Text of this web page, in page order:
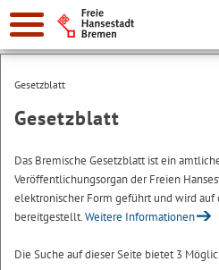
Suche:
Gesetzblatt
Gesetzblatt
Das Bremische Gesetzblatt ist ein
Veröffentlichungsorgan der Freien
elektronischer Form geführt und wird auf
bereitgestellt.Weitere Informationen
Die Suche auf dieser Seite bietet 3